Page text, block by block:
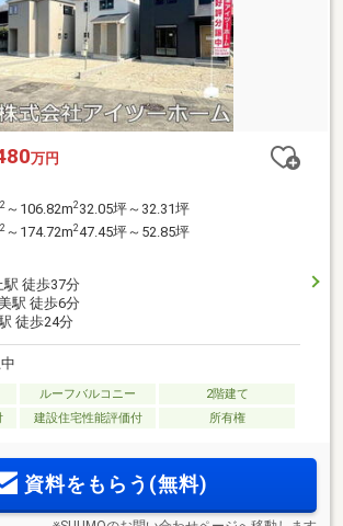
万円
2 ～106.82m232.05坪～32.31坪
2 ～174.72m247.45坪～52.85坪
徒歩37分
駅 徒歩6分
徒歩24分
ルーフバルコニー
2階建て
建設住宅性能評価付 所有権
資料をもらう(無料)